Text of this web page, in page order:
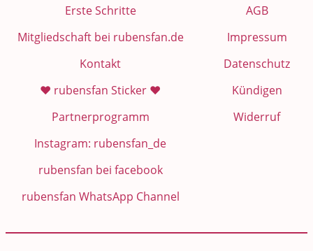
Erste Schritte
Mitgliedschaft bei rubensfan.de
Kontakt
❤️ rubensfan Sticker ❤️
Partnerprogramm
Instagram: rubensfan_de
rubensfan bei facebook
rubensfan WhatsApp Channel
AGB
Impressum
Datenschutz
Kündigen
Widerruf